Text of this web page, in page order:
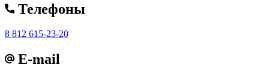
Телефоны
8 812 615-23-20
E-mail